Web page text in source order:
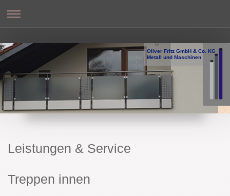
Oliver Fritz GmbH & Co. KG
Metall und Maschinen
Leistungen & Service
Treppen innen